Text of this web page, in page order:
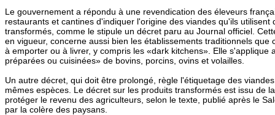
Le gouvernement a répondu à une revendication des éleveurs
restaurants et cantines d'indiquer l'origine des viandes qu'ils utilisent
transformés, comme le stipule un décret paru au Journal officiel.
en vigueur, concerne aussi bien les établissements traditionnels que
à emporter ou à livrer, y compris les «dark kitchens». Elle s'applique
préparées ou cuisinées» de bovins, porcins, ovins et volailles.
Un autre décret, qui doit être prolongé, règle l'étiquetage des
mêmes espèces. Le décret sur les produits transformés est issu de
protéger le revenu des agriculteurs, selon le texte, publié après le
par la colère des paysans.